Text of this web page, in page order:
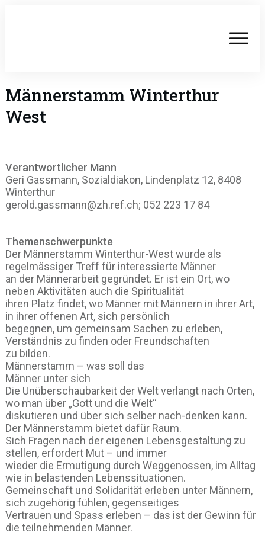
Männerstamm Winterthur
West
Verantwortlicher Mann
Geri Gassmann, Sozialdiakon, Lindenplatz 12, 8408
Winterthur
gerold.gassmann@zh.ref.ch; 052 223 17 84
Themenschwerpunkte
Der Männerstamm Winterthur-West wurde als
regelmässiger Treff für interessierte Männer
an der Männerarbeit gegründet. Er ist ein Ort, wo
neben Aktivitäten auch die Spiritualität
ihren Platz findet, wo Männer mit Männern in ihrer Art,
in ihrer offenen Art, sich persönlich
begegnen, um gemeinsam Sachen zu erleben,
Verständnis zu finden oder Freundschaften
zu bilden.
Männerstamm – was soll das
Männer unter sich
Die Unüberschaubarkeit der Welt verlangt nach Orten,
wo man über „Gott und die Welt“
diskutieren und über sich selber nach-denken kann.
Der Männerstamm bietet dafür Raum.
Sich Fragen nach der eigenen Lebensgestaltung zu
stellen, erfordert Mut – und immer
wieder die Ermutigung durch Weggenossen, im Alltag
wie in belastenden Lebenssituationen.
Gemeinschaft und Solidarität erleben unter Männern,
sich zugehörig fühlen, gegenseitiges
Vertrauen und Spass erleben – das ist der Gewinn für
die teilnehmenden Männer.